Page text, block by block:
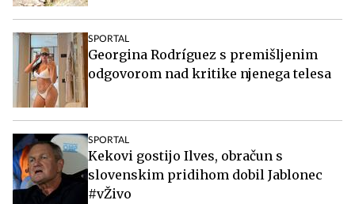
SPORTAL
Georgina Rodríguez s premišljenim
odgovorom nad kritike njenega telesa
SPORTAL
Kekovi gostijo Ilves, obračun s
slovenskim pridihom dobil Jablonec
#vŽivo